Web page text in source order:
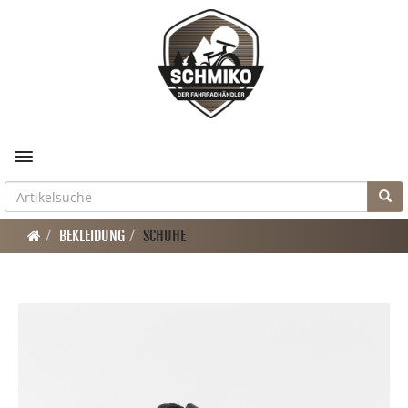
Toggle navigation
BEKLEIDUNG SCHUHE